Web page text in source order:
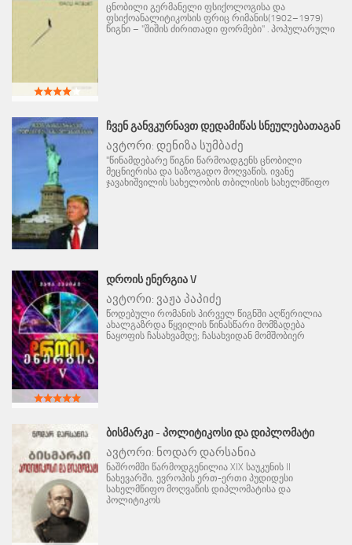
ცნობილი გერმანელი ფსიქოლოგისა და
ფსიქოანალიტიკოსის ფრიც რიმანის(1902–1979)
წიგნი – "შიშის ძირითადი ფორმები" . პოპულარული
ᲩᲕᲔᲜ ᲒᲐᲜᲕᲙᲣᲠᲜᲐᲕᲗ ᲓᲔᲓᲐᲛᲘᲬᲐᲡ ᲡᲜᲔᲣᲚᲔᲑᲐᲗᲐᲒᲐᲜ
ავტორი: დენიზა სუმბაძე
"წინამდებარე წიგნი წარმოადგენს ცნობილი
მეცნიერისა და საზოგადო მოღვაწის, ივანე
ჯავახიშვილის სახელობის თბილისის სახელმწიფო
ᲓᲠᲝᲘᲡ ᲔᲜᲔᲠᲒᲘᲐ V
ავტორი: ვაჟა პაპიძე
წოდებული რომანის პირველ წიგნში აღწერილია
ახალგაზრდა წყვილის წინასწარი მომზადება
ნაყოფის ჩასახვამდე; ჩასახვიდან მომშობიერ
ᲑᲘᲡᲛᲐᲠᲙᲘ - ᲞᲝᲚᲘᲢᲘᲙᲝᲡᲘ ᲓᲐ ᲓᲘᲞᲚᲝᲛᲐᲢᲘ
ავტორი: ნოდარ დარსანია
ნაშრომში წარმოდგენილია XIX საუკუნის II
ნახევარში, ევროპის ერთ-ერთი პუდიდესი
სახელმწიფო მოღვაწის დიპლომატისა და
პოლიტიკოს